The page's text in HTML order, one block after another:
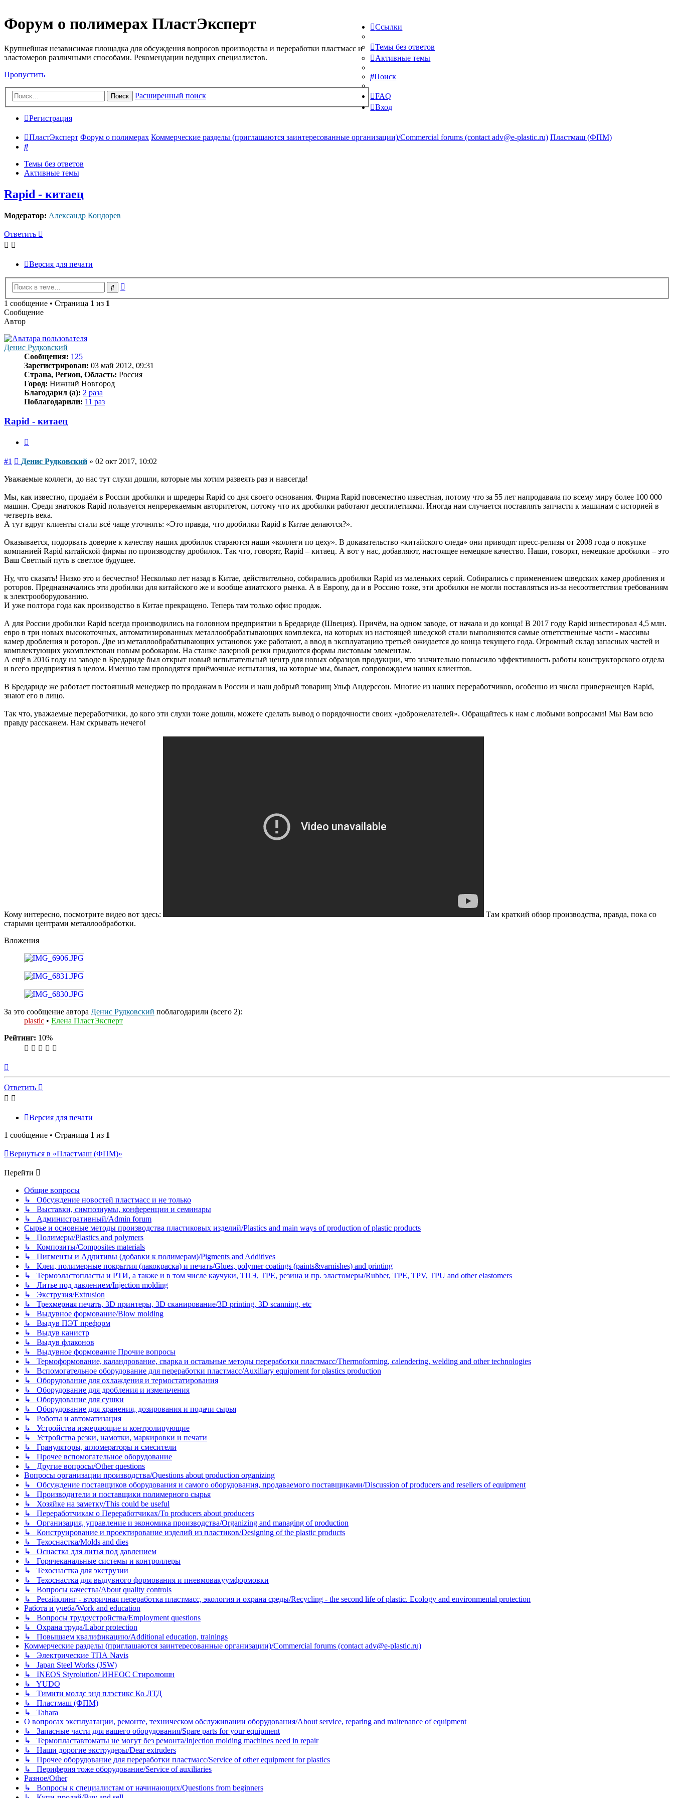
Форум о полимерах ПластЭксперт
Крупнейшая независимая площадка для обсуждения вопросов производства и переработки пластмасс и
эластомеров различными способами. Рекомендации ведущих специалистов.
Пропустить
Поиск Расширенный поиск
Ссылки
Темы без ответов
Активные темы
Поиск
FAQ
Вход
Регистрация
ПластЭксперт Форум о полимерах Коммерческие разделы (приглашаются заинтересованные организации)/Commercial forums (contact adv@e-plastic.ru) Пластмаш (ФПМ)
Поиск
Темы без ответов
Активные темы
Rapid - китаец
Модератор: Александр Кондорев
Ответить
Версия для печати
Поиск
1 сообщение • Страница 1 из 1
Сообщение
Автор
Денис Рудковский
Сообщения: 125
Зарегистрирован: 03 май 2012, 09:31
Страна, Регион, Область: Россия
Город: Нижний Новгород
Благодарил (а): 2 раза
Поблагодарили: 11 раз
Rapid - китаец
#1 Сообщение
Денис Рудковский » 02 окт 2017, 10:02
Уважаемые коллеги, до нас тут слухи дошли, которые мы хотим развеять раз и навсегда!
Мы, как известно, продаём в России дробилки и шредеры Rapid со дня своего основания. Фирма Rapid повсеместно известная, потому что за 55 лет напродавала по всему миру более 100 000
машин. Среди знатоков Rapid пользуется непререкаемым авторитетом, потому что их дробилки работают десятилетиями. Иногда нам случается поставлять запчасти к машинам с историей в
четверть века.
А тут вдруг клиенты стали всё чаще уточнять: «Это правда, что дробилки Rapid в Китае делаются?».
Оказывается, подорвать доверие к качеству наших дробилок стараются наши «коллеги по цеху». В доказательство «китайского следа» они приводят пресс-релизы от 2008 года о покупке
компанией Rapid китайской фирмы по производству дробилок. Так что, говорят, Rapid – китаец. А вот у нас, добавляют, настоящее немецкое качество. Наши, говорят, немецкие дробилки – это
Ваш Светлый путь в светлое будущее.
Ну, что сказать! Низко это и бесчестно! Несколько лет назад в Китае, действительно, собирались дробилки Rapid из маленьких серий. Собирались с применением шведских камер дробления и
роторов. Предназначались эти дробилки для китайского же и вообще азиатского рынка. А в Европу, да и в Россию тоже, эти дробилки не могли поставляться из-за несоответствия требованиям
к электрооборудованию.
И уже полтора года как производство в Китае прекращено. Теперь там только офис продаж.
А для России дробилки Rapid всегда производились на головном предприятии в Бредариде (Швеция). Причём, на одном заводе, от начала и до конца! В 2017 году Rapid инвестировал 4,5 млн.
евро в три новых высокоточных, автоматизированных металлообрабатывающих комплекса, на которых из настоящей шведской стали выполняются самые ответственные части - массивы
камер дробления и роторов. Две из металлообрабатывающих установок уже работают, а ввод в эксплуатацию третьей ожидается до конца текущего года. Огромный склад запасных частей и
комплектующих укомплектован новым робокаром. На станке лазерной резки придаются формы листовым элементам.
А ещё в 2016 году на заводе в Бредариде был открыт новый испытательный центр для новых образцов продукции, что значительно повысило эффективность работы конструкторского отдела
и всего предприятия в целом. Именно там проводятся приёмочные испытания, на которые мы, бывает, сопровождаем наших клиентов.
В Бредариде же работает постоянный менеджер по продажам в России и наш добрый товарищ Ульф Андерссон. Многие из наших переработчиков, особенно из числа приверженцев Rapid,
знают его в лицо.
Так что, уважаемые переработчики, до кого эти слухи тоже дошли, можете сделать вывод о порядочности своих «доброжелателей». Обращайтесь к нам с любыми вопросами! Мы Вам всю
правду расскажем. Нам скрывать нечего!
Кому интересно, посмотрите видео вот здесь:
Там краткий обзор производства, правда, пока со
старыми центрами металлообработки.
Вложения
За это сообщение автора Денис Рудковский поблагодарили (всего 2):
plastic • Елена ПластЭксперт
Рейтинг: 10%
началу
Ответить
Версия для печати
1 сообщение • Страница 1 из 1
Вернуться в «Пластмаш (ФПМ)»
Перейти
Общие вопросы
↳ Обсуждение новостей пластмасс и не только
↳ Выставки, симпозиумы, конференции и семинары
↳ Административный/Admin forum
Сырье и основные методы производства пластиковых изделий/Plastics and main ways of production of plastic products
↳ Полимеры/Plastics and polymers
↳ Композиты/Сomposites materials
↳ Пигменты и Аддитивы (добавки к полимерам)/Pigments and Additives
↳ Клеи, полимерные покрытия (лакокраска) и печать/Glues, polymer coatings (paints&varnishes) and printing
↳ Термоэластопласты и РТИ, а также и в том числе каучуки, ТПЭ, TPE, резина и пр. эластомеры/Rubber, TPE, TPV, TPU and other elastomers
↳ Литье под давлением/Injection molding
↳ Экструзия/Extrusion
↳ Трехмерная печать, 3D принтеры, 3D сканирование/3D printing, 3D scanning, etc
↳ Выдувное формование/Blow molding
↳ Выдув ПЭТ преформ
↳ Выдув канистр
↳ Выдув флаконов
↳ Выдувное формование Прочие вопросы
↳ Термоформование, каландрование, сварка и остальные методы переработки пластмасс/Thermoforming, calendering, welding and other technologies
↳ Вспомогательное оборудование для переработки пластмасс/Auxiliary equipment for plastics production
↳ Оборудование для охлаждения и термостатирования
↳ Оборудование для дробления и измельчения
↳ Оборудование для сушки
↳ Оборудование для хранения, дозирования и подачи сырья
↳ Роботы и автоматизация
↳ Устройства измеряющие и контролирующие
↳ Устройства резки, намотки, маркировки и печати
↳ Грануляторы, агломераторы и смесители
↳ Прочее вспомогательное оборудование
↳ Другие вопросы/Other questions
Вопросы организации производства/Questions about production organizing
↳ Обсуждение поставщиков оборудования и самого оборудования, продаваемого поставщиками/Discussion of producers and resellers of equipment
↳ Производители и поставщики полимерного сырья
↳ Хозяйке на заметку/This could be useful
↳ Переработчикам о Переработчиках/To producers about producers
↳ Организация, управление и экономика производства/Organizing and managing of production
↳ Конструирование и проектирование изделий из пластиков/Designing of the plastic products
↳ Техоснастка/Molds and dies
↳ Оснастка для литья под давлением
↳ Горячеканальные системы и контроллеры
↳ Техоснастка для экструзии
↳ Техоснастка для выдувного формования и пневмовакуумформовки
↳ Вопросы качества/About quality controls
↳ Ресайклинг - вторичная переработка пластмасс, экология и охрана среды/Recycling - the second life of plastic. Ecology and environmental protection
Работа и учеба/Work and education
↳ Вопросы трудоустройства/Employment questions
↳ Охрана труда/Labor protection
↳ Повышаем квалификацию/Additional education, trainings
Коммерческие разделы (приглашаются заинтересованные организации)/Commercial forums (contact adv@e-plastic.ru)
↳ Электрические ТПА Navis
↳ Japan Steel Works (JSW)
↳ INEOS Styrolution/ ИНЕОС Стиролюшн
↳ YUDO
↳ Тимити молдс энд плэстикс Ко ЛТД
↳ Пластмаш (ФПМ)
↳ Tahara
О вопросах эксплуатации, ремонте, техническом обслуживании оборудования/About service, reparing and maitenance of equipment
↳ Запасные части для вашего оборудования/Spare parts for your equipment
↳ Термопластавтоматы не могут без ремонта/Injection molding machines need in repair
↳ Наши дорогие экструдеры/Dear extruders
↳ Прочее оборудование для переработки пластмасс/Service of other equipment for plastics
↳ Периферия тоже оборудование/Service of auxiliaries
Разное/Other
↳ Вопросы к специалистам от начинающих/Questions from beginners